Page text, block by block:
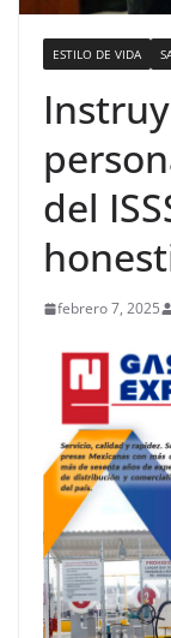
ESTILO DE VIDA
del
febrero 7, 2025